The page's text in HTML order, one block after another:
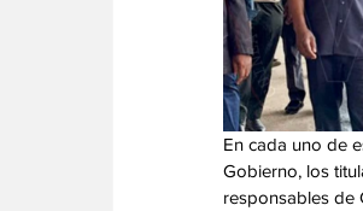
En cada uno de
Gobierno, los
responsables de